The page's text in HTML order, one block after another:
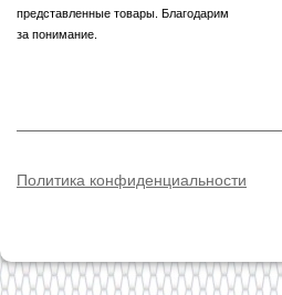
представленные товары. Благодарим
за понимание.
Политика конфиденциальности